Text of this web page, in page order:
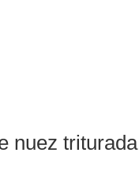
nuez triturada